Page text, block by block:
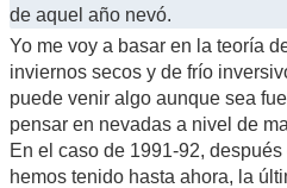
de aquel año nevó.
Yo me voy a basar en la teoría
inviernos secos y de frío
puede venir algo aunque sea
pensar en nevadas a nivel de
En el caso de 1991-92,
hemos tenido hasta ahora, la